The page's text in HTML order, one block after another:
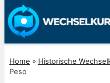
Home » Historische
Peso